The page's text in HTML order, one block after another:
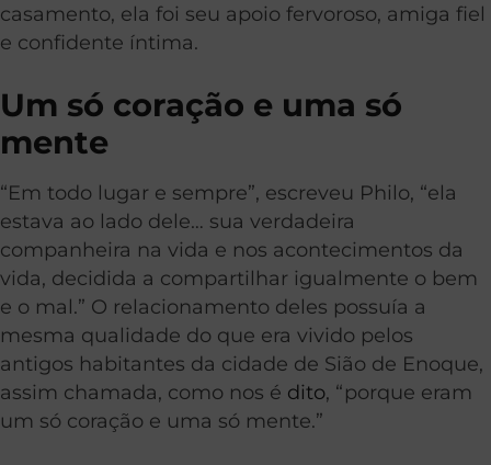
casamento, ela foi seu apoio fervoroso, amiga fiel
e confidente íntima.
Um só coração e uma só
mente
“Em todo lugar e sempre”, escreveu Philo, “ela
estava ao lado dele… sua verdadeira
companheira na vida e nos acontecimentos da
vida, decidida a compartilhar igualmente o bem
e o mal.” O relacionamento deles possuía a
mesma qualidade do que era vivido pelos
antigos habitantes da cidade de Sião de Enoque,
assim chamada, como nos é dito, “porque eram
um só coração e uma só mente.”